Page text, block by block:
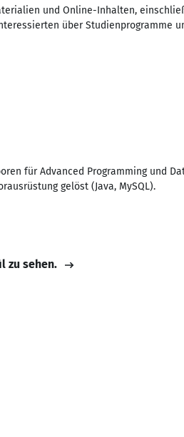
und Online-Inhalten,
über Studienprogramme
für Advanced Programming und
gelöst (Java, MySQL).
zu sehen.